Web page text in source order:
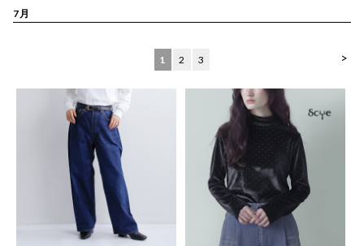
7月
>
1 2 3